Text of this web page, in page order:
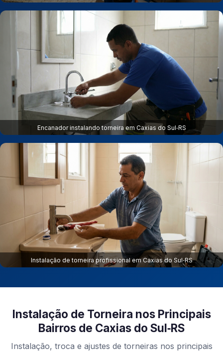
Encanador instalando torneira em Caxias do Sul‑RS
Instalação de torneira profissional em Caxias do Sul‑RS
Instalação de Torneira nos Principais
Bairros de Caxias do Sul‑RS
Instalação, troca e ajustes de torneiras nos principais